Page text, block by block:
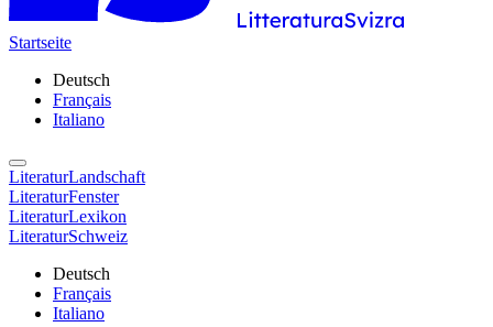
Startseite
Deutsch
Français
Italiano
LiteraturLandschaft
LiteraturFenster
LiteraturLexikon
LiteraturSchweiz
Deutsch
Français
Italiano